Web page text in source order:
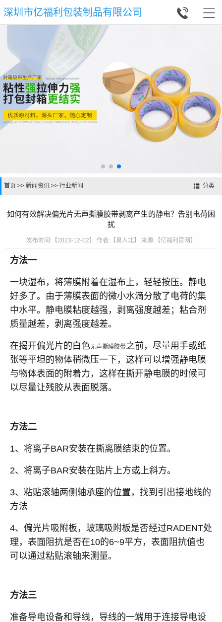
深圳市亿福利包装制品有限公司 

分类
首页 >> 新闻资讯 >> 行业新闻
如何有效解决偏光片无声撕膜胶带剥离产生的静电？告别电荷困
扰
发布时间:【2023-12-02】 作者:【易人北】 来源:【亿福利官网】
方法一
一块湿布，将薄膜附着在湿布上，轻轻按压。静电
好多了。由于薄膜表面的微小水滴分散了电荷的集
中水平。静电膜粘度越强，剥离强度越差；粘合剂
质量越差，剥离强度越差。
在揭开偏光片的白色无声撕膜胶带之前，尽量用手或纸
张等平坦的物体稍微压一下，这样可以增强静电膜
与物体表面的附着力，这样在撕开静电膜的时候可
以尽量让残胶从表面脱落。
方法二
1、将离子BAR安装在撕离膜结束的位置。
2、将离子BAR安装在贴片上方或上斜方。
3、粘贴滚轴两侧轴承座的位置，找到引出接地线的
方法
4、偏光片吸附板，玻璃吸附板是否经过RADENT处
理，表面阻抗是否在10的6~9平方，表面阻抗值也
可以通过粘贴滚轴来测量。
方法三
准备导电设备和导线，导线的一端用于连接导电设